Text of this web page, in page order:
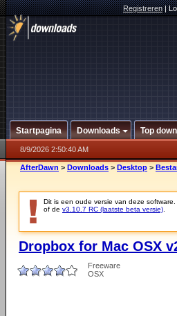
Registreren|
Startpagina Downloads Top
8/9/2026 2:50:40 AM
AfterDawn > Downloads > Desktop >
Dit is een oude versie van deze
of de v3.10.7 RC (laatste beta versie)
Dropbox for Mac OSX
Freeware
OSX